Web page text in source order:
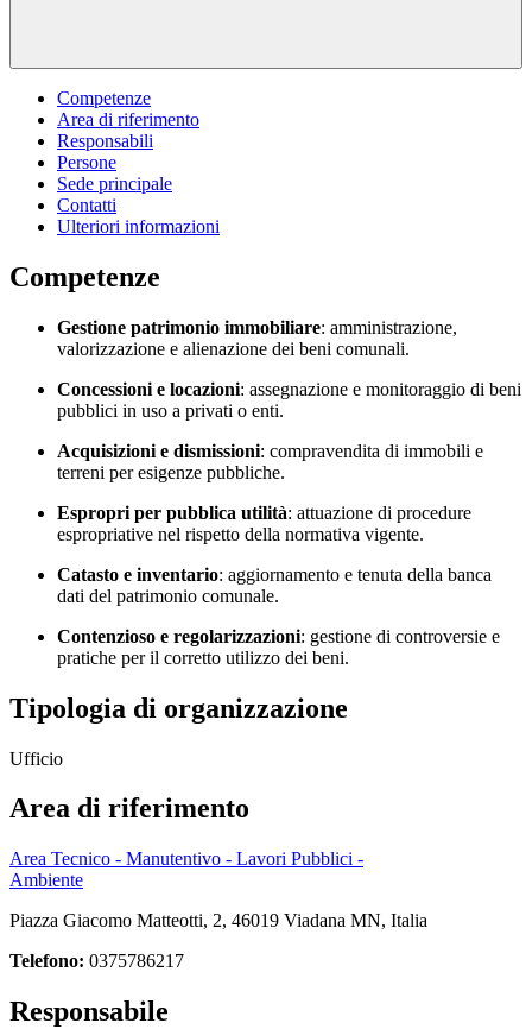
Competenze
Area di riferimento
Responsabili
Persone
Sede principale
Contatti
Ulteriori informazioni
Competenze
Gestione patrimonio immobiliare: amministrazione,
valorizzazione e alienazione dei beni comunali.
Concessioni e locazioni: assegnazione e monitoraggio di beni
pubblici in uso a privati o enti.
Acquisizioni e dismissioni: compravendita di immobili e
terreni per esigenze pubbliche.
Espropri per pubblica utilità: attuazione di procedure
espropriative nel rispetto della normativa vigente.
Catasto e inventario: aggiornamento e tenuta della banca
dati del patrimonio comunale.
Contenzioso e regolarizzazioni: gestione di controversie e
pratiche per il corretto utilizzo dei beni.
Tipologia di organizzazione
Ufficio
Area di riferimento
Area Tecnico - Manutentivo - Lavori Pubblici -
Ambiente
Piazza Giacomo Matteotti, 2, 46019 Viadana MN, Italia
Telefono: 0375786217
Responsabile